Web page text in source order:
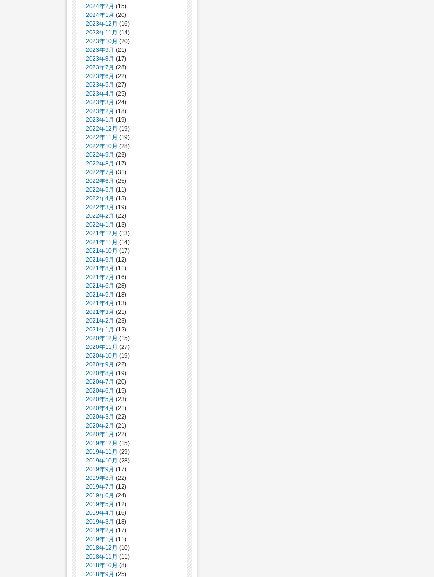
2024年2月 (15)
2024年1月 (20)
2023年12月 (16)
2023年11月 (14)
2023年10月 (20)
2023年9月 (21)
2023年8月 (17)
2023年7月 (28)
2023年6月 (22)
2023年5月 (27)
2023年4月 (25)
2023年3月 (24)
2023年2月 (18)
2023年1月 (19)
2022年12月 (19)
2022年11月 (19)
2022年10月 (28)
2022年9月 (23)
2022年8月 (17)
2022年7月 (31)
2022年6月 (25)
2022年5月 (11)
2022年4月 (13)
2022年3月 (19)
2022年2月 (22)
2022年1月 (13)
2021年12月 (13)
2021年11月 (14)
2021年10月 (17)
2021年9月 (12)
2021年8月 (11)
2021年7月 (16)
2021年6月 (28)
2021年5月 (18)
2021年4月 (13)
2021年3月 (21)
2021年2月 (23)
2021年1月 (12)
2020年12月 (15)
2020年11月 (27)
2020年10月 (19)
2020年9月 (22)
2020年8月 (19)
2020年7月 (20)
2020年6月 (15)
2020年5月 (23)
2020年4月 (21)
2020年3月 (22)
2020年2月 (21)
2020年1月 (22)
2019年12月 (15)
2019年11月 (29)
2019年10月 (28)
2019年9月 (17)
2019年8月 (22)
2019年7月 (12)
2019年6月 (24)
2019年5月 (12)
2019年4月 (16)
2019年3月 (18)
2019年2月 (17)
2019年1月 (11)
2018年12月 (10)
2018年11月 (11)
2018年10月 (8)
2018年9月 (25)